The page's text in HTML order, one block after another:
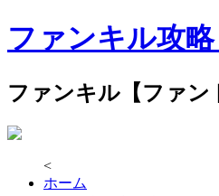
ファンキル攻
ファンキル【ファン
<
ホーム